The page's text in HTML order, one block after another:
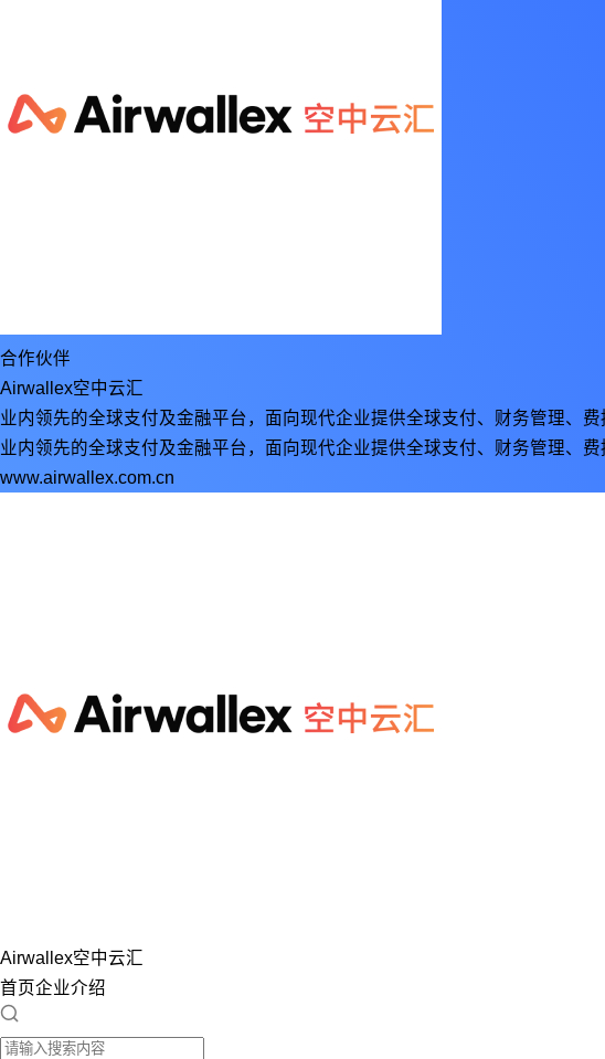
合作伙伴
Airwallex空中云汇
业内领先的全球支付及金融平台，面向现代企业提供全球支付、财务管理、费
业内领先的全球支付及金融平台，面向现代企业提供全球支付、财务管理、费
www.airwallex.com.cn
Airwallex空中云汇
首页企业介绍